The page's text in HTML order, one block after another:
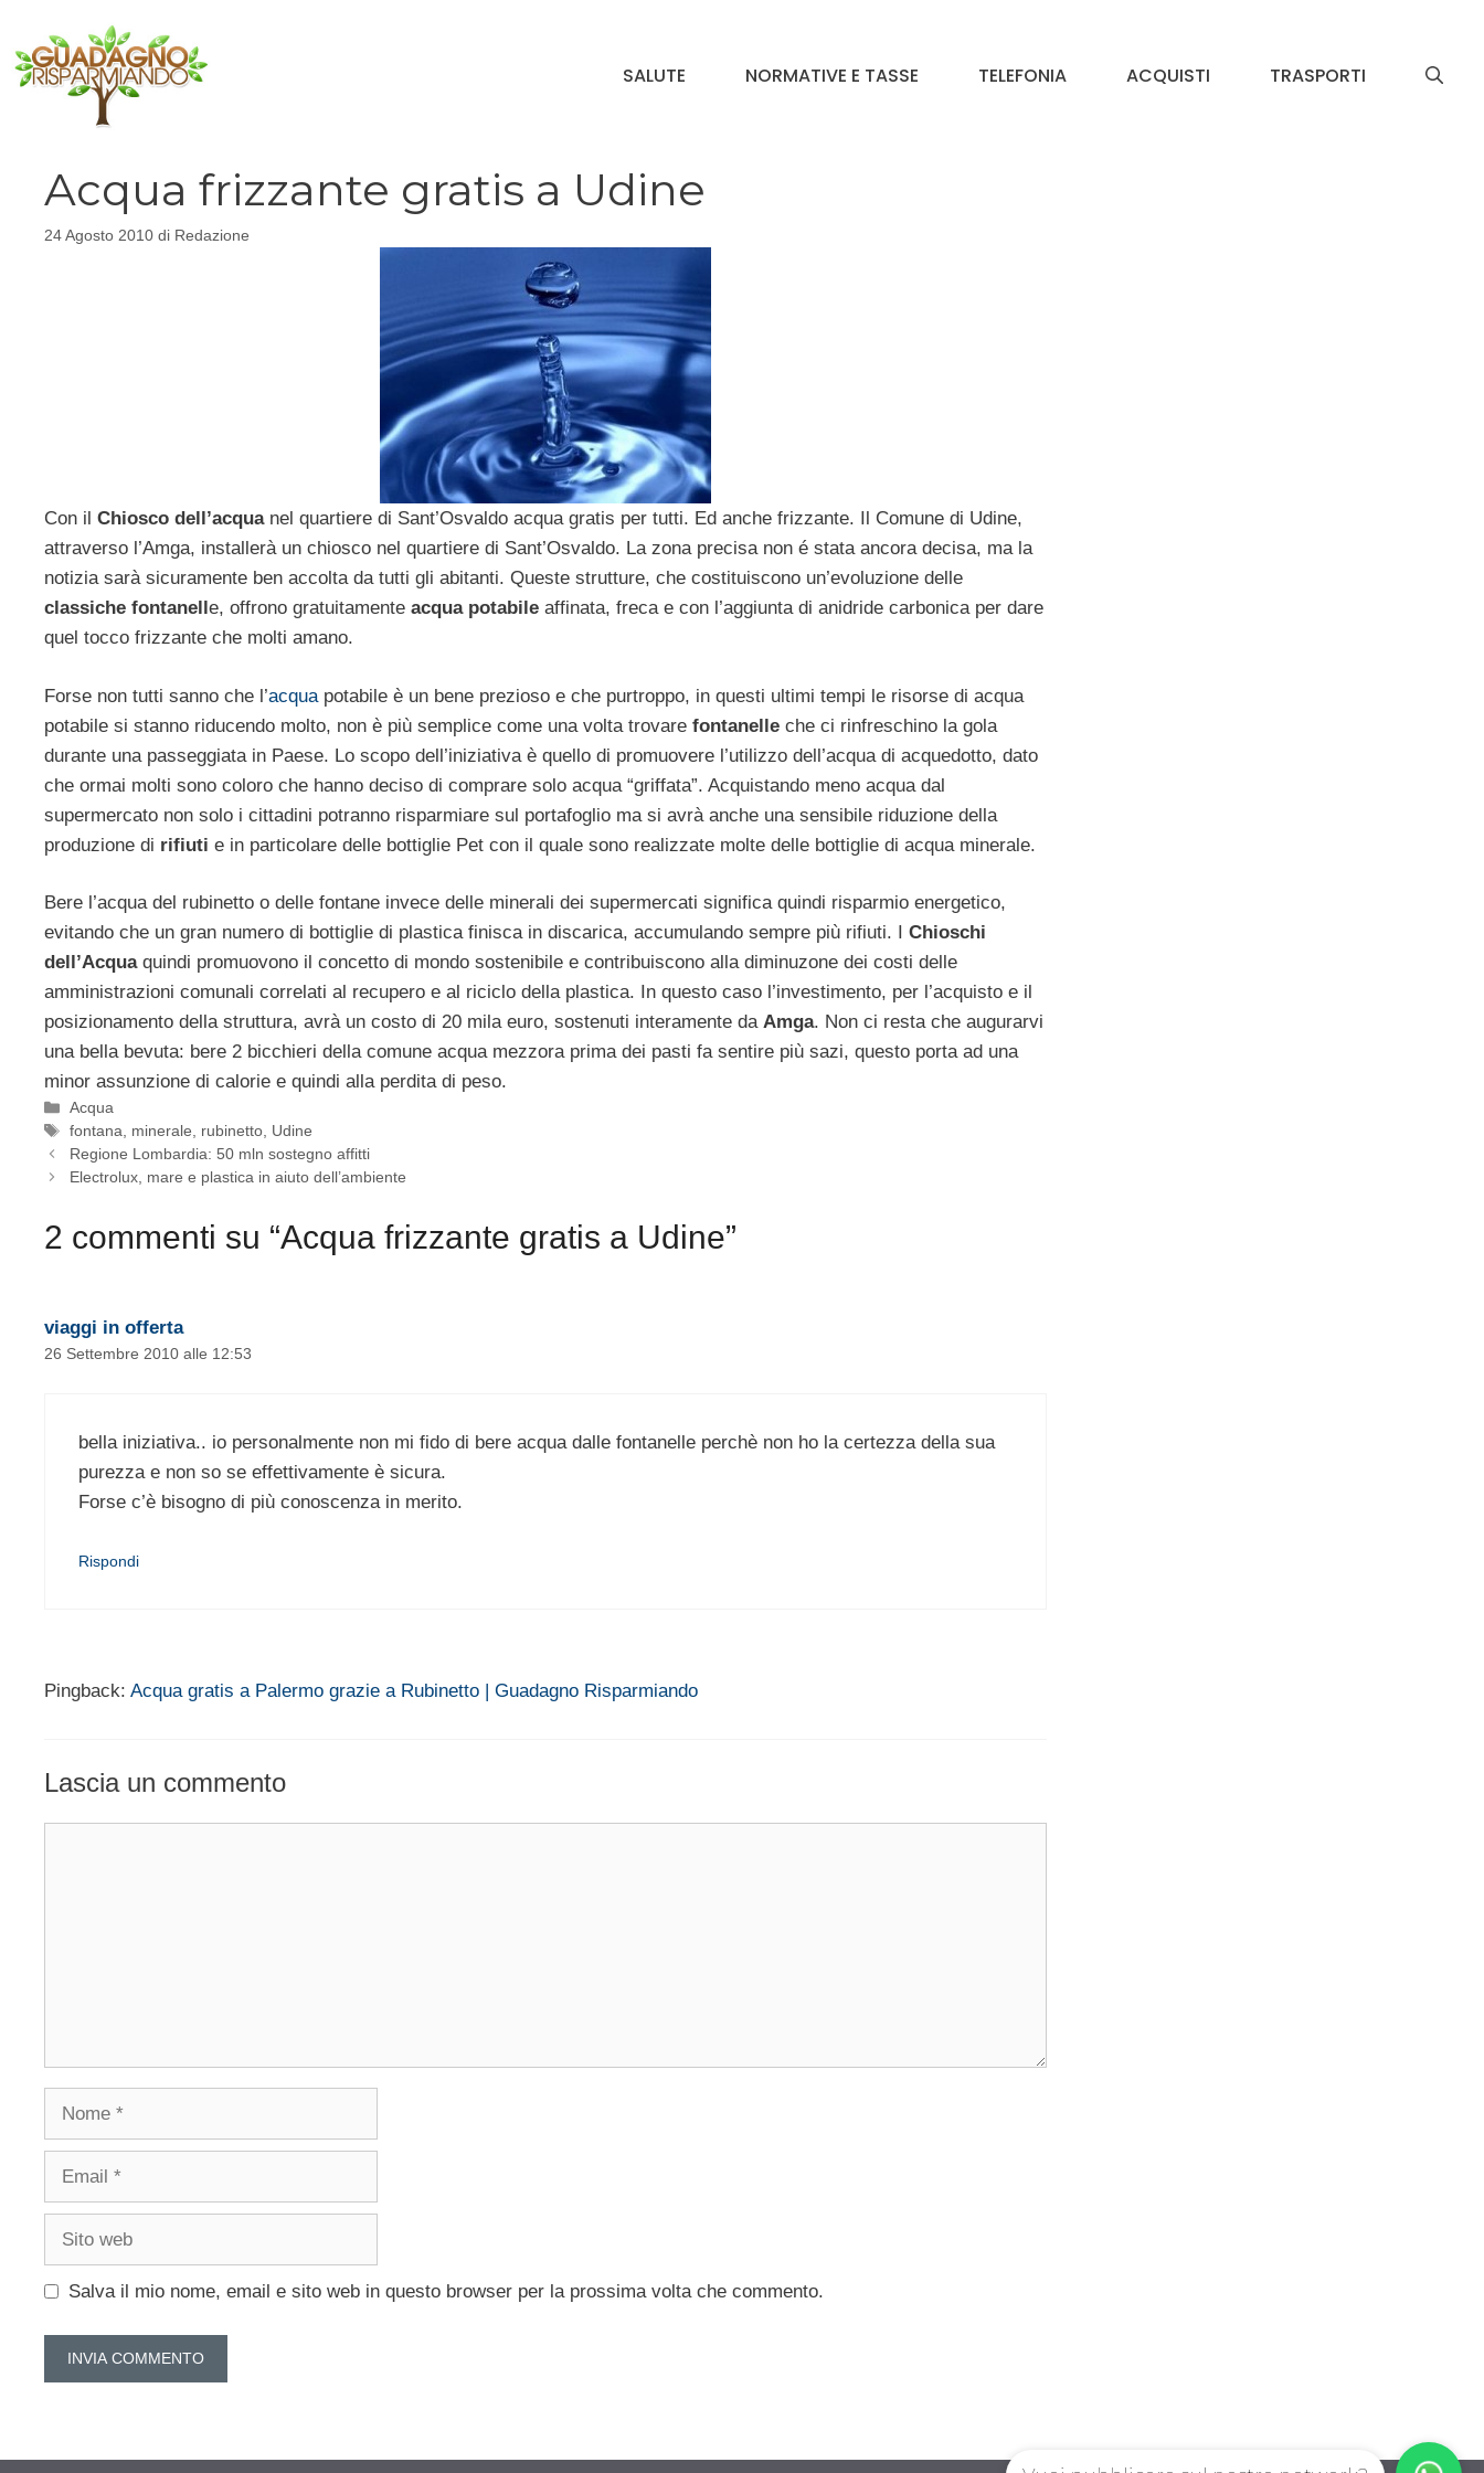
contenuto
SALUTE NORMATIVE E TASSE TELEFONIA ACQUISTI TRASPORTI
Acqua frizzante gratis a Udine
24 Agosto 2010 di Redazione
Con il Chiosco dell’acquanel quartiere di Sant’Osvaldo acqua gratis per tutti. Ed anche frizzante. Il Comune di Udine,
attraverso l’Amga, installerà un chiosco nel quartiere di Sant’Osvaldo. La zona precisa non é stata ancora decisa, ma la
notizia sarà sicuramente ben accolta da tutti gli abitanti. Queste strutture, che costituiscono un’evoluzione delle
classiche fontanell e, offrono gratuitamente acqua potabile affinata, freca e con l’aggiunta di anidride carbonica per dare
quel tocco frizzante che molti amano.
Forse non tutti sanno che l’acqua potabile è un bene prezioso e che purtroppo, in questi ultimi tempi le risorse di acqua
potabile si stanno riducendo molto, non è più semplice come una volta trovare fontanelle che ci rinfreschino la gola
durante una passeggiata in Paese. Lo scopo dell’iniziativa è quello di promuovere l’utilizzo dell’acqua di acquedotto, dato
che ormai molti sono coloro che hanno deciso di comprare solo acqua “griffata”. Acquistando meno acqua dal
supermercato non solo i cittadini potranno risparmiare sul portafoglio ma si avrà anche una sensibile riduzione della
produzione di rifiuti e in particolare delle bottiglie Pet con il quale sono realizzate molte delle bottiglie di acqua minerale.
Bere l’acqua del rubinetto o delle fontane invece delle minerali dei supermercati significa quindi risparmio energetico,
evitando che un gran numero di bottiglie di plastica finisca in discarica, accumulando sempre più rifiuti. I Chioschi
dell’Acquaquindi promuovono il concetto di mondo sostenibile e contribuiscono alla diminuzone dei costi delle
amministrazioni comunali correlati al recupero e al riciclo della plastica. In questo caso l’investimento, per l’acquisto e il
posizionamento della struttura, avrà un costo di 20 mila euro, sostenuti interamente da Amga. Non ci resta che augurarvi
una bella bevuta: bere 2 bicchieri della comune acqua mezzora prima dei pasti fa sentire più sazi, questo porta ad una
minor assunzione di calorie e quindi alla perdita di peso.
Categorie
Acqua
Tag
fontana, minerale, rubinetto, Udine
Regione Lombardia: 50 mln sostegno affitti
Electrolux, mare e plastica in aiuto dell’ambiente
2 commenti su “Acqua frizzante gratis a Udine”
viaggi in offerta
26 Settembre 2010 alle 12:53
bella iniziativa.. io personalmente non mi fido di bere acqua dalle fontanelle perchè non ho la certezza della sua
purezza e non so se effettivamente è sicura.
Forse c’è bisogno di più conoscenza in merito.
Rispondi
Pingback: Acqua gratis a Palermo grazie a Rubinetto | Guadagno Risparmiando
Lascia un commento
Nome
Email
Sito
Salva il mio nome, email e sito web in questo browser per la prossima volta che commento.